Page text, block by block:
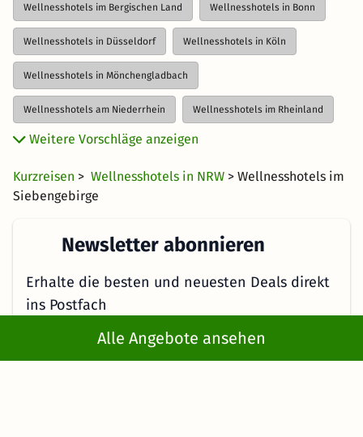
Alle Angebote ansehen
Wellnesshotels im Bergischen Land Wellnesshotels in Bonn
Wellnesshotels in Düsseldorf Wellnesshotels in Köln
Wellnesshotels in Mönchengladbach
Wellnesshotels am Niederrhein Wellnesshotels im Rheinland
Wellnesshotels im Ruhrgebiet Wellnesshotels im Siegerland
Wellnesshotels im Weserbergland
Weitere Vorschläge anzeigen
Kurzreisen > Wellnesshotels in NRW > Wellnesshotels im
Siebengebirge
Newsletter abonnieren
Erhalte die besten und neuesten Deals direkt
ins Postfach